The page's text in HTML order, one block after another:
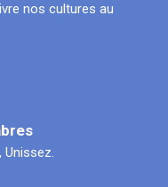
nos cultures au
Unissez.